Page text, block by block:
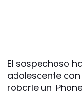
El sospechoso
adolescente
robarle un